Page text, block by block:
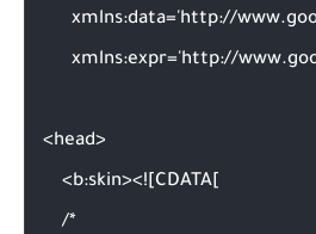
xmlns:data='http://
xmlns:expr='http://
<head>
    <b:skin><![CDATA[
    /*